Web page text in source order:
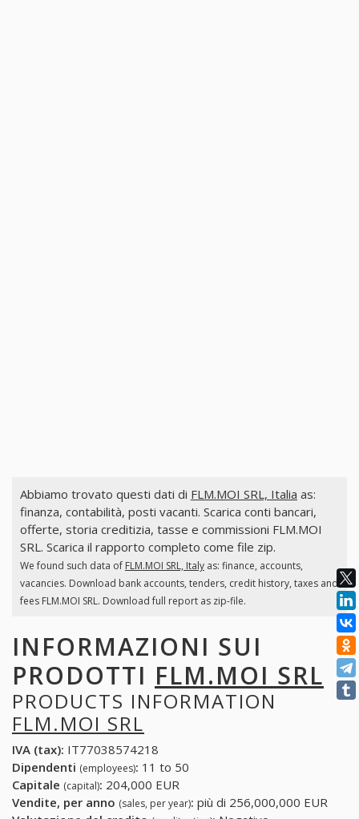
Abbiamo trovato questi dati di FLM.MOI SRL, Italia as:
finanza, contabilità, posti vacanti. Scarica conti bancari,
offerte, storia creditizia, tasse e commissioni FLM.MOI
SRL. Scarica il rapporto completo come file zip.
We found such data of FLM.MOI SRL, Italyas: finance, accounts,
vacancies. Download bank accounts, tenders, credit history, taxes and
fees FLM.MOI SRL. Download full report as zip-file.
INFORMAZIONI SUI
PRODOTTI FLM.MOI SRL
PRODUCTS INFORMATION
FLM.MOI SRL
IVA (tax): IT77038574218
Dipendenti (employees): 11 to 50
Capitale (capital): 204,000 EUR
Vendite, per anno (sales, per year): più di 256,000,000 EUR